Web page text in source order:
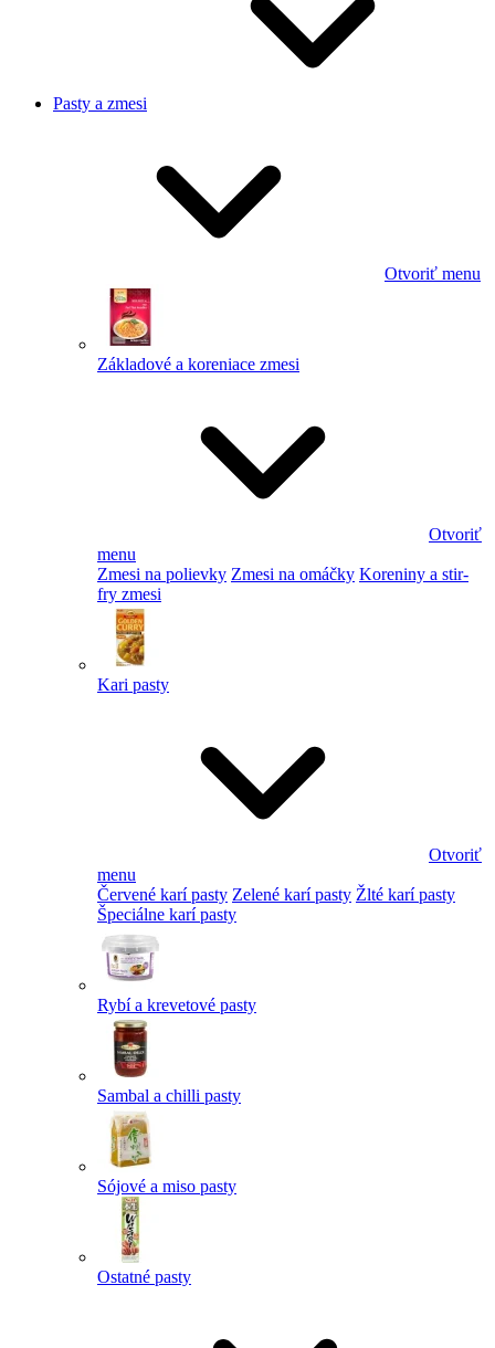
Pasty a zmesi
Otvoriť menu
Základové a koreniace zmesi
Otvoriť
menu
Zmesi na polievky Zmesi na omáčky Koreniny a stir-
fry zmesi
Kari pasty
Otvoriť
menu
Červené karí pasty Zelené karí pasty Žlté karí pasty
Špeciálne karí pasty
Rybí a krevetové pasty
Sambal a chilli pasty
Sójové a miso pasty
Ostatné pasty